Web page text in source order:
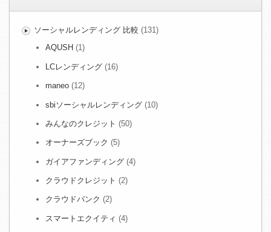
ソーシャルレンディング 比較 (131)
AQUSH (1)
LCレンディング (16)
maneo (12)
sbiソーシャルレンディング (10)
みんなのクレジット (50)
オーナーズブック (5)
ガイアファンディング (4)
クラウドクレジット (2)
クラウドバンク (2)
スマートエクイティ (4)